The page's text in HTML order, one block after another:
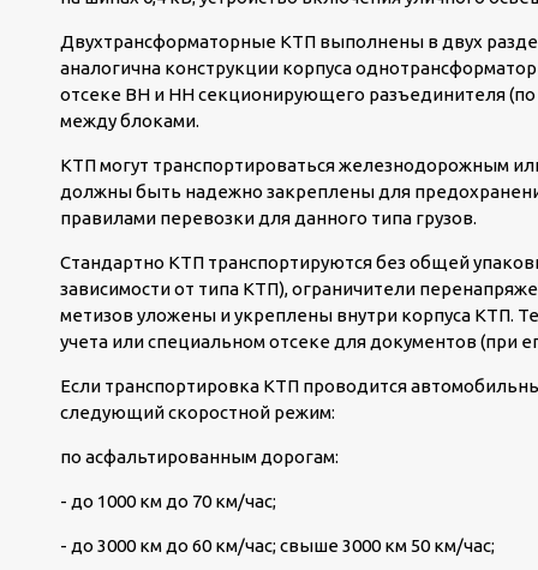
Двухтрансформаторные КТП выполнены в двух
аналогична конструкции корпуса
отсеке ВН и НН секционирующего разъединителя (по
между блоками.
КТП могут транспортироваться железнодорожным
должны быть надежно закреплены для
правилами перевозки для данного типа грузов.
Стандартно КТП транспортируются без общей
зависимости от типа КТП), ограничители
метизов уложены и укреплены внутри корпуса КТП.
учета или специальном отсеке для документов (при
Если транспортировка КТП проводится
следующий скоростной режим:
по асфальтированным дорогам:
- до 1000 км до 70 км/час;
- до 3000 км до 60 км/час; свыше 3000 км 50 км/час;